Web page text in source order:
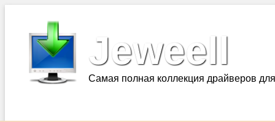
Jeweell
Самая полная коллекция драйверов